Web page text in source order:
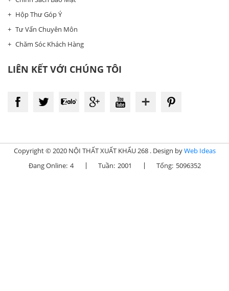
Hộp Thư Góp Ý
Tư Vấn Chuyên Môn
Chăm Sóc Khách Hàng
LIÊN KẾT VỚI CHÚNG TÔI
Copyright © 2020 NỘI THẤT XUẤT KHẨU 268 . Design byWeb Ideas
Đang Online: 4 Tuần: 2001 Tổng: 5096352